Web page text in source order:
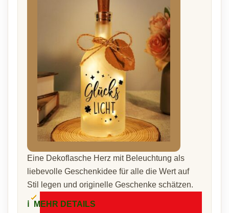
Eine Dekoflasche Herz mit Beleuchtung als
liebevolle Geschenkidee für alle die Wert auf
Stil legen und originelle Geschenke schätzen.
ℹ️ MEHR DETAILS